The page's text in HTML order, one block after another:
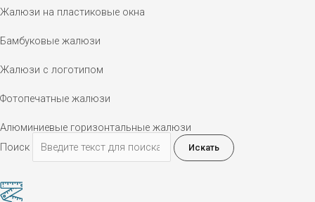
Жалюзи на пластиковые окна
Бамбуковые жалюзи
Жалюзи с логотипом
Фотопечатные жалюзи
Алюминиевые горизонтальные жалюзи
Поиск
Искать